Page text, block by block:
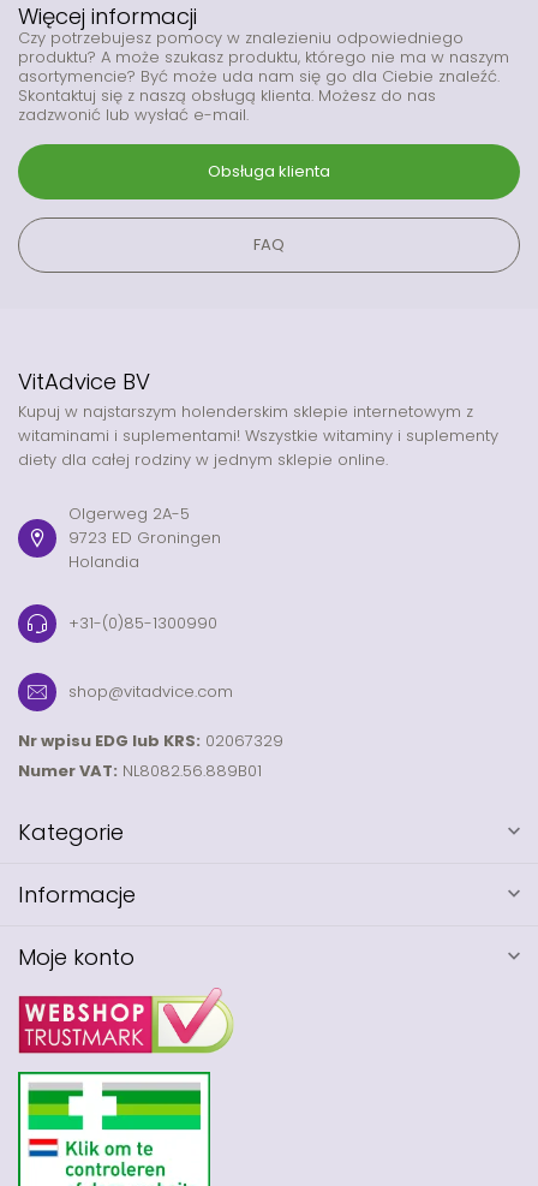
Więcej informacji
Czy potrzebujesz pomocy w znalezieniu odpowiedniego
produktu? A może szukasz produktu, którego nie ma w naszym
asortymencie? Być może uda nam się go dla Ciebie znaleźć.
Skontaktuj się z naszą obsługą klienta. Możesz do nas
zadzwonić lub wysłać e-mail.
Obsługa klienta
FAQ
VitAdvice BV
Kupuj w najstarszym holenderskim sklepie internetowym z
witaminami i suplementami! Wszystkie witaminy i suplementy
diety dla całej rodziny w jednym sklepie online.
Olgerweg 2A-5
9723 ED Groningen
Holandia
+31-(0)85-1300990
shop@vitadvice.com
Nr wpisu EDG lub KRS: 02067329
Numer VAT: NL8082.56.889B01
Kategorie
Informacje
Moje konto